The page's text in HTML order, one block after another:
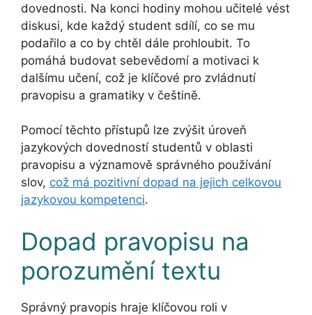
dovednosti. Na konci hodiny mohou učitelé vést
diskusi, kde každý student sdílí, co se mu
podařilo a co by chtěl dále prohloubit. To
pomáhá budovat sebevědomí a motivaci k
dalšímu učení, což je klíčové pro zvládnutí
pravopisu a gramatiky v češtině.
Pomocí těchto přístupů lze zvýšit úroveň
jazykových dovedností studentů v oblasti
pravopisu a významově správného používání
slov, což má pozitivní dopad na jejich celkovou
jazykovou kompetenci.
Dopad pravopisu na
porozumění textu
Správný pravopis hraje klíčovou roli v